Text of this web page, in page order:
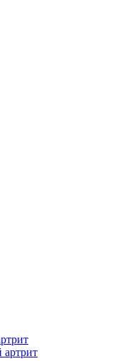
артрит